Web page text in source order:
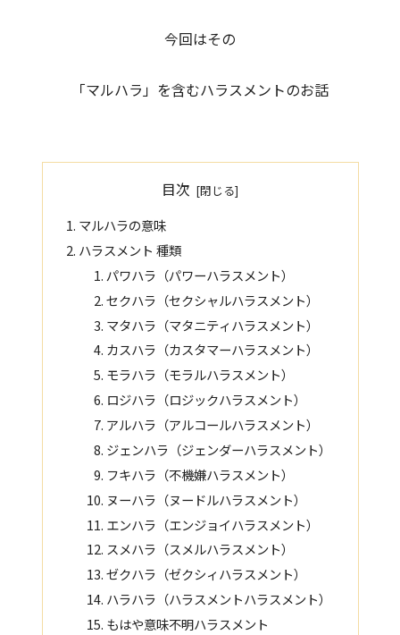
今回はその
「マルハラ」を含むハラスメントのお話
目次
マルハラの意味
ハラスメント 種類
パワハラ（パワーハラスメント）
セクハラ（セクシャルハラスメント）
マタハラ（マタニティハラスメント）
カスハラ（カスタマーハラスメント）
モラハラ（モラルハラスメント）
ロジハラ（ロジックハラスメント）
アルハラ（アルコールハラスメント）
ジェンハラ（ジェンダーハラスメント）
フキハラ（不機嫌ハラスメント）
ヌーハラ（ヌードルハラスメント）
エンハラ（エンジョイハラスメント）
スメハラ（スメルハラスメント）
ゼクハラ（ゼクシィハラスメント）
ハラハラ（ハラスメントハラスメント）
もはや意味不明ハラスメント